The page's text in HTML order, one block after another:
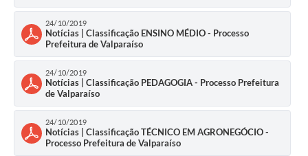
24/10/2019
Notícias | Classificação ENSINO MÉDIO - Processo
Prefeitura de Valparaíso
24/10/2019
Notícias | Classificação PEDAGOGIA - Processo Prefeitura
de Valparaíso
24/10/2019
Notícias | Classificação TÉCNICO EM AGRONEGÓCIO -
Processo Prefeitura de Valparaíso